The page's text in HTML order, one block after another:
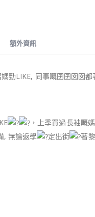
額外資訊
勁LIKE, 同事嘅囝囝囡囡都
，上季買過長袖嘅
, 無論返學 定出街
著